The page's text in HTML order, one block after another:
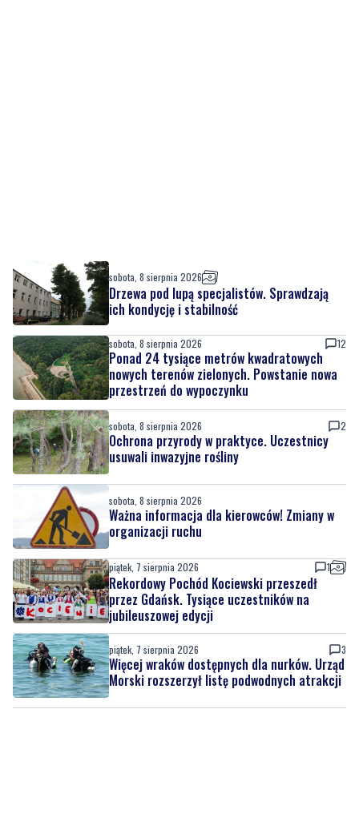
sobota, 8 sierpnia 2026
Drzewa pod lupą specjalistów. Sprawdzają
ich kondycję i stabilność
sobota, 8 sierpnia 2026 12
Ponad 24 tysiące metrów kwadratowych
nowych terenów zielonych. Powstanie nowa
przestrzeń do wypoczynku
sobota, 8 sierpnia 2026 2
Ochrona przyrody w praktyce. Uczestnicy
usuwali inwazyjne rośliny
sobota, 8 sierpnia 2026
Ważna informacja dla kierowców! Zmiany w
organizacji ruchu
piątek, 7 sierpnia 2026 1
Rekordowy Pochód Kociewski przeszedł
przez Gdańsk. Tysiące uczestników na
jubileuszowej edycji
piątek, 7 sierpnia 2026 3
Więcej wraków dostępnych dla nurków. Urząd
Morski rozszerzył listę podwodnych atrakcji